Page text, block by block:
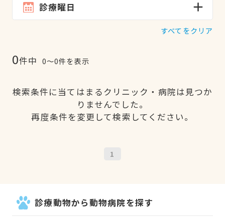
診療曜日
すべてをクリア
0件中 0〜0件を表示
検索条件に当てはまるクリニック・病院は見つか
りませんでした。
再度条件を変更して検索してください。
1
診療動物から動物病院を探す